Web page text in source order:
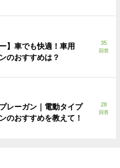
】車でも快適！車用
のおすすめは？
35
回答
レーガン｜電動タイプ
のおすすめを教えて！
28
回答